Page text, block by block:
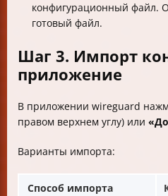
конфигурационный файл.
готовый файл.
Шаг 3. Импорт
приложение
В приложении wireguard
правом верхнем углу) или
Варианты импорта:
Способ импорта